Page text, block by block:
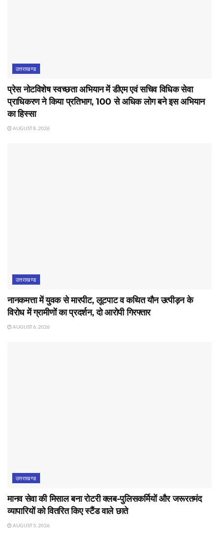
उत्तराखण्ड
प्रेस नोटविशेष स्वच्छता अभियान में डीएम एवं सचिव विधिक सेवा
प्राधिकरण ने किया प्रतिभाग, 100 से अधिक लोग बने इस अभियान
का हिस्सा
AUGUST 8, 2026
उत्तराखण्ड
नानकमत्ता में युवक से मारपीट, लूटपाट व कथित यौन उत्पीड़न के
विरोध में ग्रामीणों का प्रदर्शन, दो आरोपी गिरफ्तार
AUGUST 6, 2026
उत्तराखण्ड
मानव सेवा की मिसाल बना रोटरी क्लब-पुलिसकर्मियों और जरूरतमंद
व्यापारियों को वितरित किए स्टैंड वाले छाते
AUGUST 5, 2026